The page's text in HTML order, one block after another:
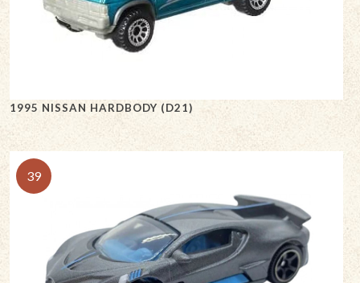
1995 NISSAN HARDBODY (D21)
39